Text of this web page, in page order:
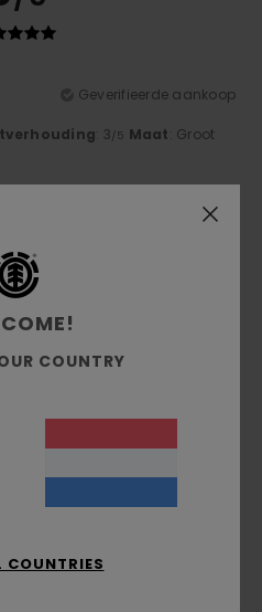
Geverifieerde aankoop
: 3/5 Maat: Groot
/5
/5
COUNTRY
COUNTRIES